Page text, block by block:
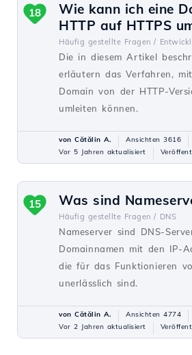
Wie kann ich eine
HTTP auf HTTPS
Häufig gestellte Fragen /
Die in diesem Artikel
erläutern das Verfahren,
Domain von der HTTP-
umleiten können.
18
von Cătălin A.
Ansichten 3616
Vor 5 Jahren aktualisiert
Was sind
Häufig gestellte Fragen / DNS
Nameserver sind DNS-
Domainnamen mit den IP-
die für das Funktionieren
unerlässlich sind.
15
von Cătălin A.
Ansichten 4774
Vor 2 Jahren aktualisiert